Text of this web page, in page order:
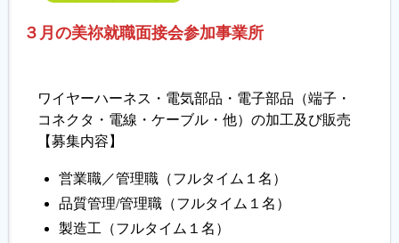
各種セミナー
履歴書ジェネレーター
３月の美祢就職面接会参加事業所
ワイヤーハーネス・電気部品・電子部品（端子・
コネクタ・電線・ケーブル・他）の加工及び販売
【募集内容】
営業職／管理職（フルタイム１名）
品質管理/管理職（フルタイム１名）
製造工（フルタイム１名）